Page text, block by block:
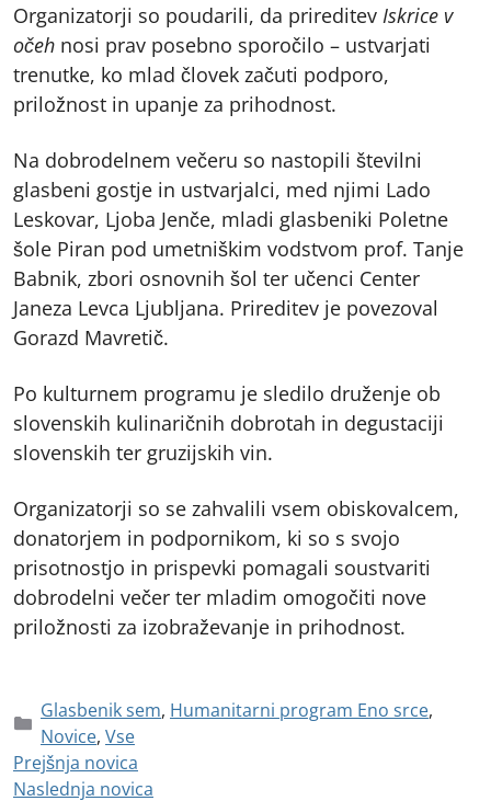
Organizatorji so poudarili, da prireditev Iskrice v
očeh nosi prav posebno sporočilo – ustvarjati
trenutke, ko mlad človek začuti podporo,
priložnost in upanje za prihodnost.
Na dobrodelnem večeru so nastopili številni
glasbeni gostje in ustvarjalci, med njimi Lado
Leskovar, Ljoba Jenče, mladi glasbeniki Poletne
šole Piran pod umetniškim vodstvom prof. Tanje
Babnik, zbori osnovnih šol ter učenci Center
Janeza Levca Ljubljana. Prireditev je povezoval
Gorazd Mavretič.
Po kulturnem programu je sledilo druženje ob
slovenskih kulinaričnih dobrotah in degustaciji
slovenskih ter gruzijskih vin.
Organizatorji so se zahvalili vsem obiskovalcem,
donatorjem in podpornikom, ki so s svojo
prisotnostjo in prispevki pomagali soustvariti
dobrodelni večer ter mladim omogočiti nove
priložnosti za izobraževanje in prihodnost.
Glasbenik sem, Humanitarni program Eno srce,
Novice, Vse
Prejšnja novica
Naslednja novica